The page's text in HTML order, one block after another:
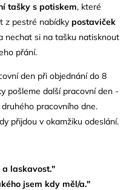
tašky s potiskem, které
z pestré nabídky postaviček
nechat si na tašku natisknout
přání.
den při objednání do 8
pošleme další pracovní den -
pracovního dne.
přijdou v okamžiku odeslání.
laskavost."
jsem kdy měl/a."